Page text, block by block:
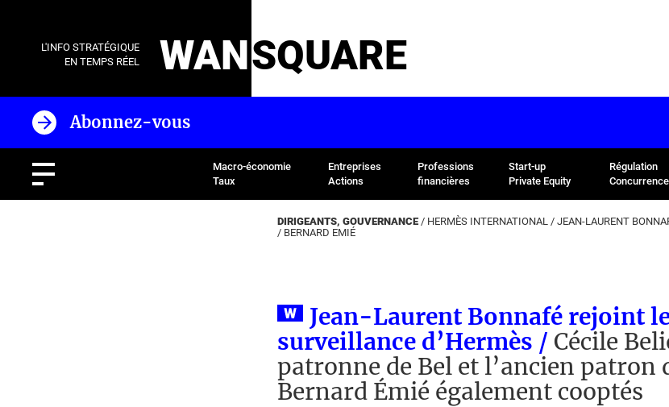
L'INFO STRATÉGIQUE
EN TEMPS RÉEL
WANSQUARE
Abonnez-vous
Macro-économie
Taux
Entreprises
Actions
Professions
financières
Start-up
Private Equity
Régulation
Concurrence
DIRIGEANTS, GOUVERNANCE / HERMÈS INTERNATIONAL / JEAN-LAURENT
/ BERNARD EMIÉ
Jean-Laurent Bonnafé rejoint
surveillance d’Hermès / Cécile
patronne de Bel et l’ancien patron
Bernard Émié également cooptés